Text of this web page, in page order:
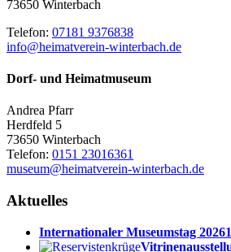
73650 Winterbach
Telefon: 07181 9376838
info@heimatverein-winterbach.de
Dorf- und Heimatmuseum
Andrea Pfarr
Herdfeld 5
73650 Winterbach
Telefon: 0151 23016361
museum@heimatverein-winterbach.de
Aktuelles
Internationaler Museumstag 2026